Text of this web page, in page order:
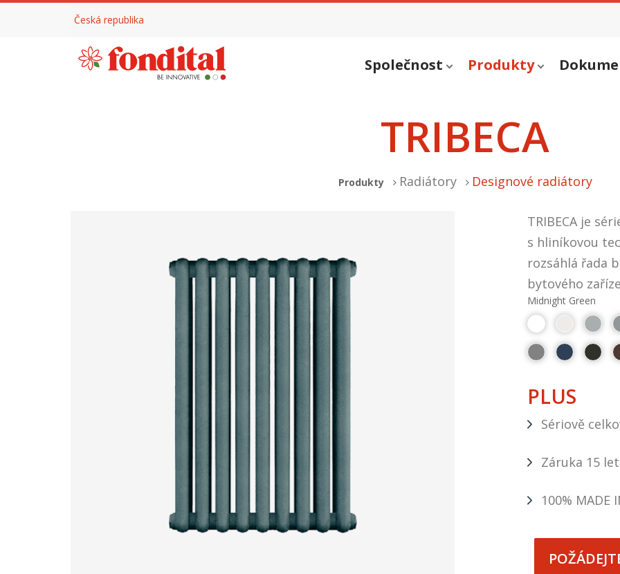
Česká republika
Společnost Produkty
TRIBECA
Produkty Radiátory Designové radiátory
TRIBECA je
s hliníkovou
rozsáhlá řada
bytového
Midnight Green
PLUS
Sériově
Záruka 15 let
100% MADE